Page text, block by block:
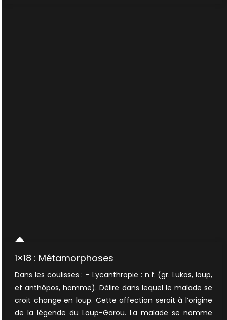
1×18 : Métamorphoses
Dans les coulisses : – Lycanthropie : n.f. (gr. Lukos, loup,
et anthôpos, homme). Délire dans lequel le malade se
croit change en loup. Cette affection serait à l’origine
de la légende du Loup-Garou. La malade se nomme